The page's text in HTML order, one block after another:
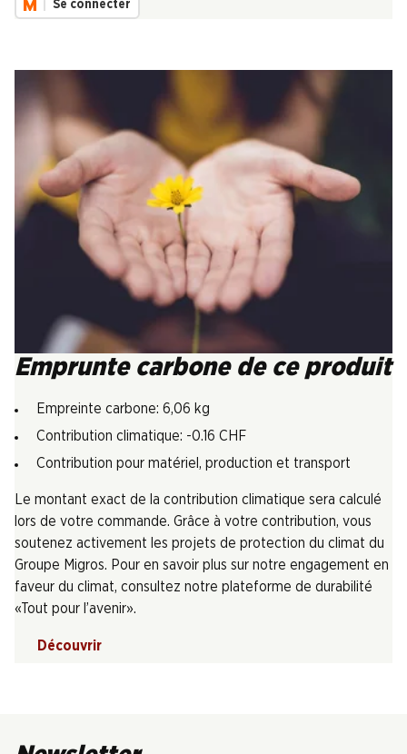
Se connecter
Emprunte carbone de ce produit
Empreinte carbone: 6,06 kg
Contribution climatique: -0.16 CHF
Contribution pour matériel, production et transport
Le montant exact de la contribution climatique sera calculé
lors de votre commande. Grâce à votre contribution, vous
soutenez activement les projets de protection du climat du
Groupe Migros. Pour en savoir plus sur notre engagement en
faveur du climat, consultez notre plateforme de durabilité
«Tout pour l’avenir».
Découvrir